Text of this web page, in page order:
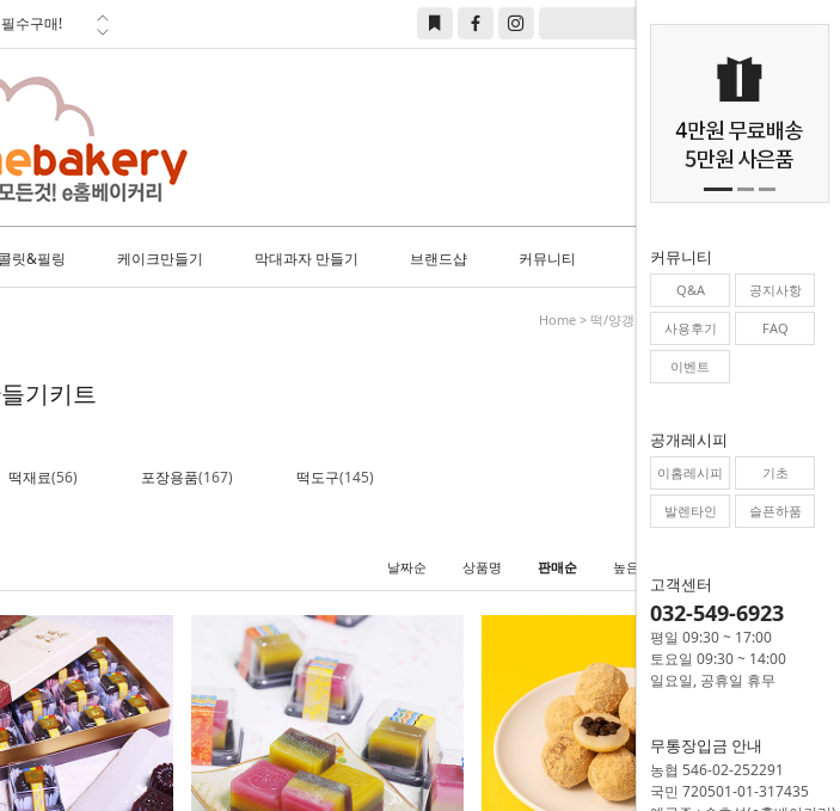
수구매!
문 안내
배출고 및
릿&필링 케이크만들기 막대과자 만들기 브랜드샵 커뮤니티 커뮤니티
Q&A 공지사항
사용후기 FAQ
이벤트
공개레시피
이홈레시피 기초
발렌타인 슬픈하품
고객센터
032-549-6923
평일 09:30 ~ 17:00
토요일 09:30 ~ 14:00
일요일, 공휴일 휴무
무통장입금 안내
농협 546-02-252291
국민 720501-01-317435
Home > 떡/양갱만들기 > 만들기키트
기키트
떡재료(56) 포장용품(167) 떡도구(145)
날짜순 상품명 판매순 높은가격